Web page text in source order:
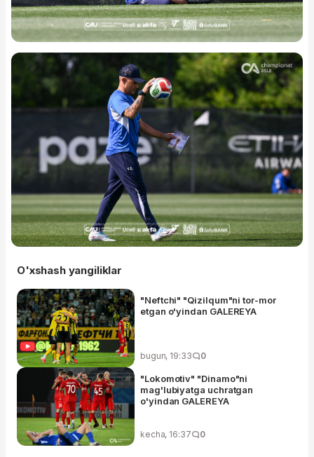
O'xshash yangiliklar
"Neftchi" "Qizilqum"ni tor-mor
etgan o'yindan GALEREYA
bugun, 19:33 0
"Lokomotiv" "Dinamo"ni
mag'lubiyatga uchratgan
o'yindan GALEREYA
kecha, 16:37 0